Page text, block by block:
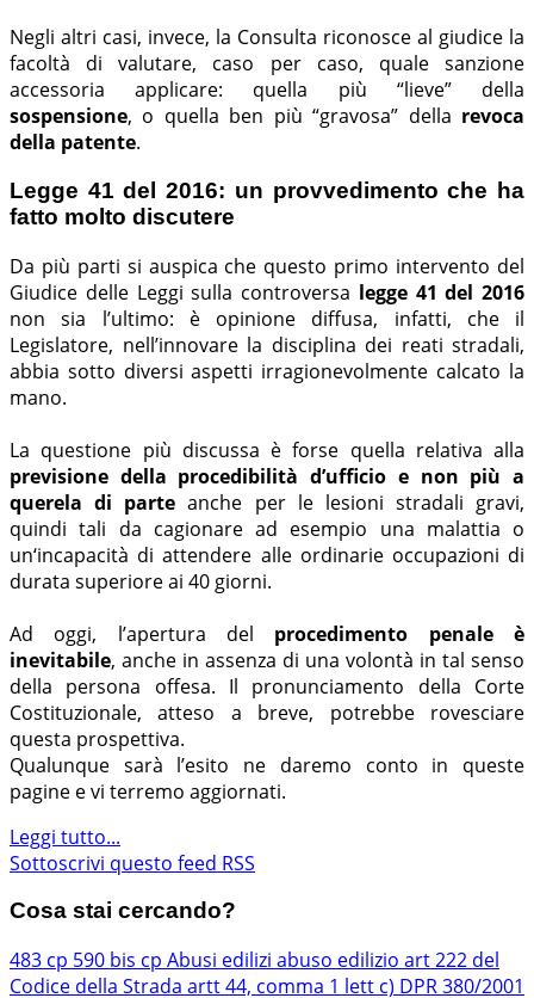
Negli altri casi, invece, la Consulta riconosce al giudice la
facoltà di valutare, caso per caso, quale sanzione
accessoria applicare: quella più “lieve” della
sospensione, o quella ben più “gravosa” della revoca
della patente.
Legge 41 del 2016: un provvedimento che ha
fatto molto discutere
Da più parti si auspica che questo primo intervento del
Giudice delle Leggi sulla controversa legge 41 del 2016
non sia l’ultimo: è opinione diffusa, infatti, che il
Legislatore, nell’innovare la disciplina dei reati stradali,
abbia sotto diversi aspetti irragionevolmente calcato la
mano.
La questione più discussa è forse quella relativa alla
previsione della procedibilità d’ufficio e non più a
querela di parte anche per le lesioni stradali gravi,
quindi tali da cagionare ad esempio una malattia o
un‘incapacità di attendere alle ordinarie occupazioni di
durata superiore ai 40 giorni.
Ad oggi, l’apertura del procedimento penale è
inevitabile, anche in assenza di una volontà in tal senso
della persona offesa. Il pronunciamento della Corte
Costituzionale, atteso a breve, potrebbe rovesciare
questa prospettiva.
Qualunque sarà l’esito ne daremo conto in queste
pagine e vi terremo aggiornati.
Leggi tutto...
Sottoscrivi questo feed RSS
Cosa stai cercando?
483 cp 590 bis cp Abusi edilizi abuso edilizio art 222 del
Codice della Strada artt 44, comma 1 lett c) DPR 380/2001